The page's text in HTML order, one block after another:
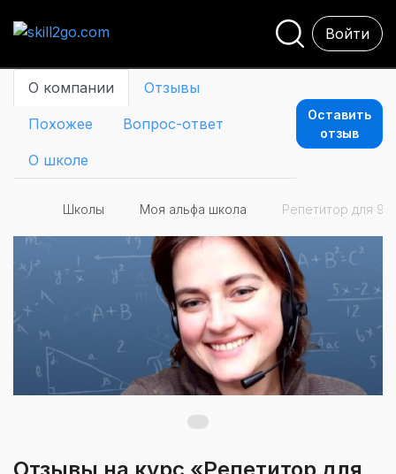
Войти
О компании Отзывы
Похожее Вопрос-ответ
О школе
Оставить
отзыв
Школы Моя альфа школа Репетитор для 9-